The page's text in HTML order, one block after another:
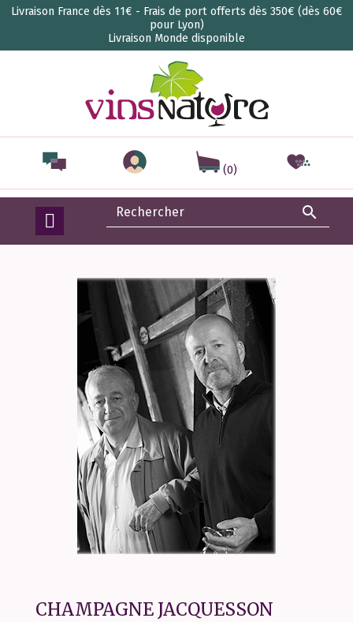
Livraison France dès 11€ - Frais de port offerts dès 350€ (dès 60€
pour Lyon)
Livraison Monde disponible
(0)

CHAMPAGNE JACQUESSON